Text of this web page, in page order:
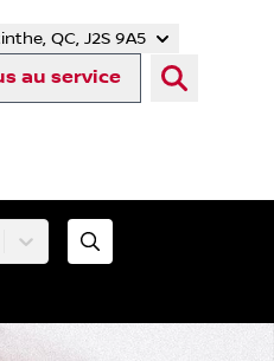
au service
QC, J2S 9A5